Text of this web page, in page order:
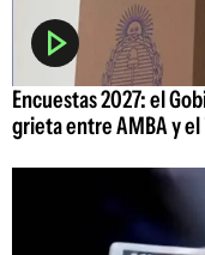
Encuestas 2027: el
grieta entre AMBA y